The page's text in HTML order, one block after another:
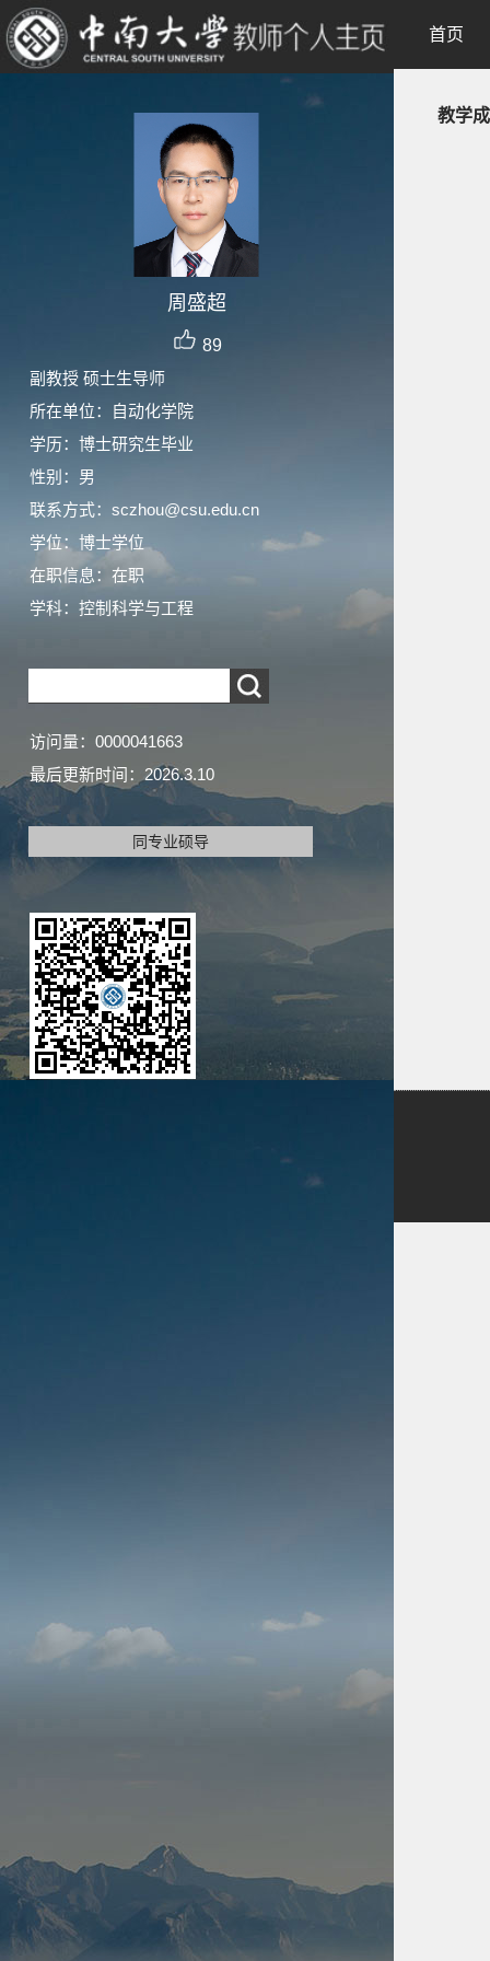
周盛超
89
副教授 硕士生导师
所在单位：自动化学院
学历：博士研究生毕业
性别：男
联系方式：sczhou@csu.edu.cn
学位：博士学位
在职信息：在职
学科：控制科学与工程
访问量： 0000041663
最后更新时间： 2026.3.10
同专业硕导
首页
教学